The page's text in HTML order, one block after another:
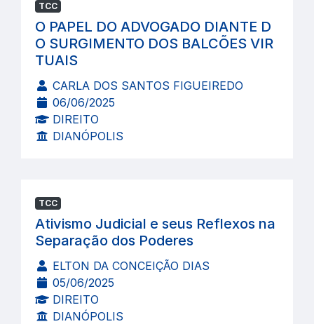
TCC
O PAPEL DO ADVOGADO DIANTE D
O SURGIMENTO DOS BALCÕES VIR
TUAIS
CARLA DOS SANTOS FIGUEIREDO
06/06/2025
DIREITO
DIANÓPOLIS
TCC
Ativismo Judicial e seus Reflexos na
Separação dos Poderes
ELTON DA CONCEIÇÃO DIAS
05/06/2025
DIREITO
DIANÓPOLIS